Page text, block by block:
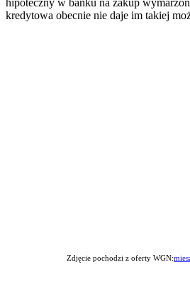
kredytowa obecnie nie daje im takiej
Zdjęcie pochodzi z oferty WGN: